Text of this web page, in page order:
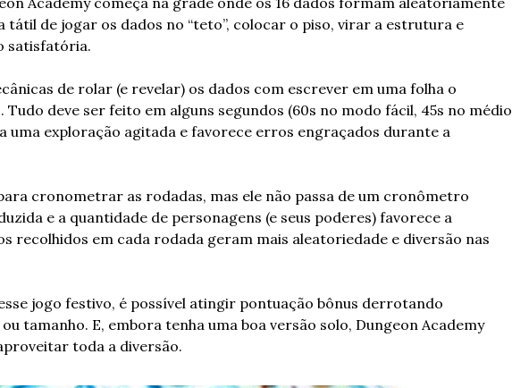
tátil de jogar os dados no “teto”, colocar o piso, virar a estrutura e
satisfatória.
de rolar (e revelar) os dados com escrever em uma folha o
deve ser feito em alguns segundos (60s no modo fácil, 45s no médio
uma exploração agitada e favorece erros engraçados durante a
cronometrar as rodadas, mas ele não passa de um cronômetro
e a quantidade de personagens (e seus poderes) favorece a
recolhidos em cada rodada geram mais aleatoriedade e diversão nas
jogo festivo, é possível atingir pontuação bônus derrotando
tamanho. E, embora tenha uma boa versão solo, Dungeon Academy
toda a diversão.